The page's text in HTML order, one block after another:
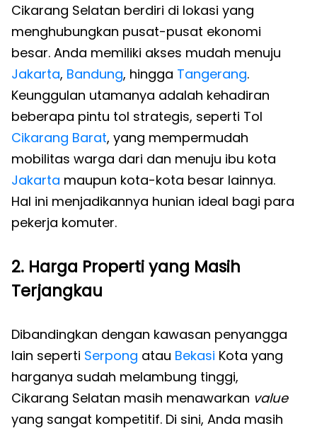
Cikarang Selatan berdiri di lokasi yang
menghubungkan pusat-pusat ekonomi
besar. Anda memiliki akses mudah menuju
Jakarta, Bandung, hingga Tangerang.
Keunggulan utamanya adalah kehadiran
beberapa pintu tol strategis, seperti Tol
Cikarang Barat, yang mempermudah
mobilitas warga dari dan menuju ibu kota
Jakarta maupun kota-kota besar lainnya.
Hal ini menjadikannya hunian ideal bagi para
pekerja komuter.
2. Harga Properti yang Masih
Terjangkau
Dibandingkan dengan kawasan penyangga
lain seperti Serpong atau Bekasi Kota yang
harganya sudah melambung tinggi,
Cikarang Selatan masih menawarkan value
yang sangat kompetitif. Di sini, Anda masih